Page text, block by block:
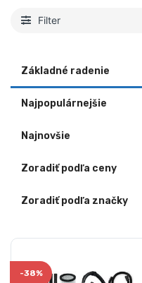
Filter
Základné radenie
Najpopulárnejšie
Najnovšie
Zoradiť podľa ceny
Zoradiť podľa značky
-38%